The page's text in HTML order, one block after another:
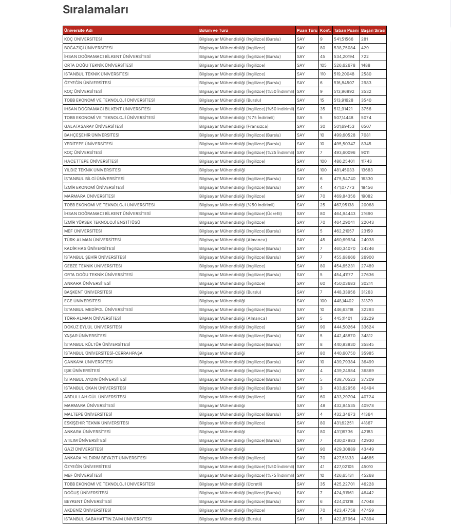
Sıralamaları
Üniversite Adı Bölüm ve Türü Puan Türü Kont. Taban Puanı Başarı Sırası
KOÇ ÜNİVERSİTESİ
Bilgisayar Mühendisliği (İngilizce)(Burslu) SAY 9 541,51566
281
BOĞAZİÇİ ÜNİVERSİTESİ
Bilgisayar Mühendisliği (İngilizce) SAY 80 538,75084
429
İHSAN DOĞRAMACI BİLKENT ÜNİVERSİTESİ
Bilgisayar Mühendisliği (İngilizce)(Burslu) SAY 45 534,20194
722
ORTA DOĞU TEKNİK ÜNİVERSİTESİ
Bilgisayar Mühendisliği (İngilizce) SAY 105 526,62678
1488
İSTANBUL TEKNİK ÜNİVERSİTESİ
Bilgisayar Mühendisliği (İngilizce) SAY 110 519,20048
2580
ÖZYEĞİN ÜNİVERSİTESİ
Bilgisayar Mühendisliği (İngilizce)(Burslu) SAY 6 516,84507
2983
KOÇ ÜNİVERSİTESİ
Bilgisayar Mühendisliği (İngilizce)(%50 İndirimli) SAY 9 513,96892
3532
TOBB EKONOMİ VE TEKNOLOJİ ÜNİVERSİTESİ
Bilgisayar Mühendisliği (Burslu) SAY 15 513,91628
3540
İHSAN DOĞRAMACI BİLKENT ÜNİVERSİTESİ
Bilgisayar Mühendisliği (İngilizce)(%50 İndirimli) SAY 35 512,91421
3756
TOBB EKONOMİ VE TEKNOLOJİ ÜNİVERSİTESİ
Bilgisayar Mühendisliği (%75 İndirimli) SAY 5 507,14448
5074
GALATASARAY ÜNİVERSİTESİ
Bilgisayar Mühendisliği (Fransızca) SAY 30 501,69453
6507
BAHÇEŞEHİR ÜNİVERSİTESİ
Bilgisayar Mühendisliği (İngilizce)(Burslu) SAY 10 499,60528
7081
YEDİTEPE ÜNİVERSİTESİ
Bilgisayar Mühendisliği (İngilizce)(Burslu) SAY 10 495,50347
8345
KOÇ ÜNİVERSİTESİ
Bilgisayar Mühendisliği (İngilizce)(%25 İndirimli) SAY 7 493,60096
9011
HACETTEPE ÜNİVERSİTESİ
Bilgisayar Mühendisliği (İngilizce) SAY 100 486,25401
11743
YILDIZ TEKNİK ÜNİVERSİTESİ
Bilgisayar Mühendisliği SAY 100 481,45033
13683
İSTANBUL BİLGİ ÜNİVERSİTESİ
Bilgisayar Mühendisliği (İngilizce)(Burslu) SAY 6 475,54740
16330
İZMİR EKONOMİ ÜNİVERSİTESİ
Bilgisayar Mühendisliği (İngilizce)(Burslu) SAY 4 471,07773
18456
MARMARA ÜNİVERSİTESİ
Bilgisayar Mühendisliği (İngilizce) SAY 70 469,84356
19082
TOBB EKONOMİ VE TEKNOLOJİ ÜNİVERSİTESİ
Bilgisayar Mühendisliği (%50 İndirimli) SAY 25 467,95138
20068
İHSAN DOĞRAMACI BİLKENT ÜNİVERSİTESİ
Bilgisayar Mühendisliği (İngilizce)(Ücretli) SAY 80 464,94443
21690
İZMİR YÜKSEK TEKNOLOJİ ENSTİTÜSÜ
Bilgisayar Mühendisliği (İngilizce) SAY 70 464,29041
22043
MEF ÜNİVERSİTESİ
Bilgisayar Mühendisliği (İngilizce)(Burslu) SAY 5 462,21057
23159
TÜRK-ALMAN ÜNİVERSİTESİ
Bilgisayar Mühendisliği (Almanca) SAY 45 460,69934
24038
KADİR HAS ÜNİVERSİTESİ
Bilgisayar Mühendisliği (İngilizce)(Burslu) SAY 7 460,34070
24246
İSTANBUL ŞEHİR ÜNİVERSİTESİ
Bilgisayar Mühendisliği (İngilizce)(Burslu) SAY 7 455,68666
26900
GEBZE TEKNİK ÜNİVERSİTESİ
Bilgisayar Mühendisliği (İngilizce) SAY 80 454,65231
27489
ORTA DOĞU TEKNİK ÜNİVERSİTESİ
Bilgisayar Mühendisliği (İngilizce)(Burslu) SAY 5 454,41177
27636
ANKARA ÜNİVERSİTESİ
Bilgisayar Mühendisliği (İngilizce) SAY 60 450,03683
30214
BAŞKENT ÜNİVERSİTESİ
Bilgisayar Mühendisliği (Burslu) SAY 7 448,33956
31263
EGE ÜNİVERSİTESİ
Bilgisayar Mühendisliği SAY 100 448,14402
31379
İSTANBUL MEDİPOL ÜNİVERSİTESİ
Bilgisayar Mühendisliği (İngilizce)(Burslu) SAY 10 446,63118
32293
TÜRK-ALMAN ÜNİVERSİTESİ
Bilgisayar Mühendisliği (Almanca) SAY 5 445,11401
33229
DOKUZ EYLÜL ÜNİVERSİTESİ
Bilgisayar Mühendisliği (İngilizce) SAY 90 444,50264
33624
YAŞAR ÜNİVERSİTESİ
Bilgisayar Mühendisliği (İngilizce)(Burslu) SAY 5 442,48870
34812
İSTANBUL KÜLTÜR ÜNİVERSİTESİ
Bilgisayar Mühendisliği (İngilizce)(Burslu) SAY 8 440,83830
35845
İSTANBUL ÜNİVERSİTESİ-CERRAHPAŞA
Bilgisayar Mühendisliği SAY 80 440,60750
35985
ÇANKAYA ÜNİVERSİTESİ
Bilgisayar Mühendisliği (İngilizce)(Burslu) SAY 10 439,79384
36499
IŞIK ÜNİVERSİTESİ
Bilgisayar Mühendisliği (İngilizce)(Burslu) SAY 4 439,24984
36869
İSTANBUL AYDIN ÜNİVERSİTESİ
Bilgisayar Mühendisliği (İngilizce)(Burslu) SAY 5 438,70523
37209
İSTANBUL OKAN ÜNİVERSİTESİ
Bilgisayar Mühendisliği (İngilizce)(Burslu) SAY 3 433,62956
40494
ABDULLAH GÜL ÜNİVERSİTESİ
Bilgisayar Mühendisliği (İngilizce) SAY 60 433,29704
40724
MARMARA ÜNİVERSİTESİ
Bilgisayar Mühendisliği SAY 48 432,94535
40978
MALTEPE ÜNİVERSİTESİ
Bilgisayar Mühendisliği (İngilizce)(Burslu) SAY 4 432,34673
41364
ESKİŞEHİR TEKNİK ÜNİVERSİTESİ
Bilgisayar Mühendisliği (İngilizce) SAY 80 431,62251
41867
ANKARA ÜNİVERSİTESİ
Bilgisayar Mühendisliği SAY 80 431,16736
42183
ATILIM ÜNİVERSİTESİ
Bilgisayar Mühendisliği (İngilizce)(Burslu) SAY 7 430,07983
42930
GAZİ ÜNİVERSİTESİ
Bilgisayar Mühendisliği SAY 90 429,30889
43449
ANKARA YILDIRIM BEYAZIT ÜNİVERSİTESİ
Bilgisayar Mühendisliği (İngilizce) SAY 70 427,51833
44685
ÖZYEĞİN ÜNİVERSİTESİ
Bilgisayar Mühendisliği (İngilizce)(%50 İndirimli) SAY 41 427,02105
45010
MEF ÜNİVERSİTESİ
Bilgisayar Mühendisliği (İngilizce)(%75 İndirimli) SAY 10 426,65131
45268
TOBB EKONOMİ VE TEKNOLOJİ ÜNİVERSİTESİ
Bilgisayar Mühendisliği (Ücretli) SAY 35 425,22701
46228
DOĞUŞ ÜNİVERSİTESİ
Bilgisayar Mühendisliği (İngilizce)(Burslu) SAY 7 424,91961
46442
BEYKENT ÜNİVERSİTESİ
Bilgisayar Mühendisliği (İngilizce)(Burslu) SAY 6 424,01318
47048
AKDENİZ ÜNİVERSİTESİ
Bilgisayar Mühendisliği (İngilizce) SAY 70 423,47758
47459
İSTANBUL SABAHATTİN ZAİM ÜNİVERSİTESİ
Bilgisayar Mühendisliği (Burslu) SAY 5 422,87964
47894